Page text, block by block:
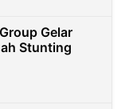
Gelar
Stunting